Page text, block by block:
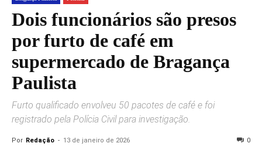
Dois funcionários são presos
por furto de café em
supermercado de Bragança
Paulista
Furto qualificado envolveu 50 pacotes de café e foi
registrado pela Polícia Civil para investigação.
Por Redação - 13 de janeiro de 2026 0